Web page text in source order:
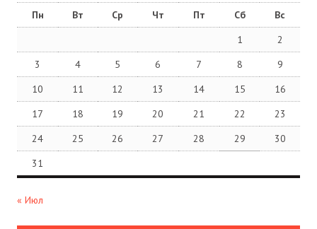
Пн Вт Ср Чт Пт Сб
Вс
1
2
3
4 5 6 7 8
9
10
11 12 13 14 15
16
17
18 19 20 21 22
23
24
25 26 27 28 29
30
31
« Июл